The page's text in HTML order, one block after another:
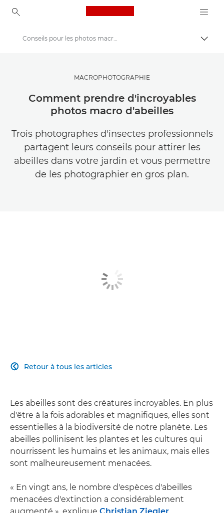
Canon Logo, back to
Trouvez l'inspiration | Conseils de photographie et d'impression et guides de l'acheteur
Conseils et techniques de photographie et d'impression
Conseils pour les photos macro d'abeilles
MACROPHOTOGRAPHIE
Comment prendre d'incroyables
photos macro d'abeilles
Trois photographes d'insectes professionnels
partagent leurs conseils pour attirer les
abeilles dans votre jardin et vous permettre
de les photographier en gros plan.
Retour à tous les articles

Les abeilles sont des créatures incroyables. En plus
d'être à la fois adorables et magnifiques, elles sont
essentielles à la biodiversité de notre planète. Les
abeilles pollinisent les plantes et les cultures qui
nourrissent les humains et les animaux, mais elles
sont malheureusement menacées.
« En vingt ans, le nombre d'espèces d'abeilles
menacées d'extinction a considérablement
augmenté », explique Christian Ziegler,